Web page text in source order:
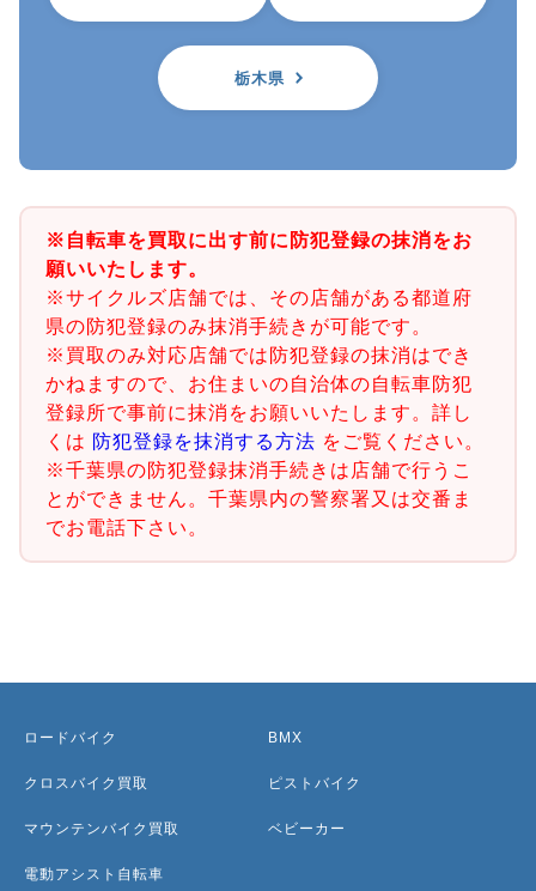
栃木県
※自転車を買取に出す前に防犯登録の抹消をお
願いいたします。
※サイクルズ店舗では、その店舗がある都道府
県の防犯登録のみ抹消手続きが可能です。
※買取のみ対応店舗では防犯登録の抹消はでき
かねますので、お住まいの自治体の自転車防犯
登録所で事前に抹消をお願いいたします。詳し
くは 防犯登録を抹消する方法 をご覧ください。
※千葉県の防犯登録抹消手続きは店舗で行うこ
とができません。千葉県内の警察署又は交番ま
でお電話下さい。
ロードバイク
クロスバイク買取
マウンテンバイク買取
電動アシスト自転車
BMX
ピストバイク
ベビーカー